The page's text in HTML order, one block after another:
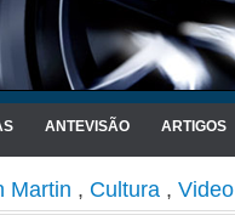
ANTEVISÃO ARTIGOS
Martin , Cultura , Video